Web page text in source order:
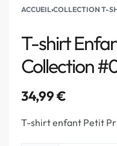
ACCUEIL›COLLECTION T-
T-shirt
Collection
34,99€
T-shirt enfant Petit